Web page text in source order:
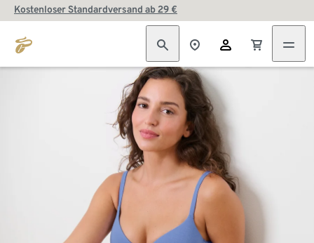
Kostenloser Standardversand ab 29 €